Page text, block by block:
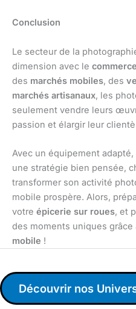
Conclusion
Le secteur de la
dimension avec le
des marchés mobiles, des
marchés artisanaux, les
seulement vendre leurs
passion et élargir leur
Avec un équipement
une stratégie bien pensée,
transformer son activité
mobile prospère. Alors,
votre épicerie sur roues, et
des moments uniques grâce
mobile !
Découvrir nos